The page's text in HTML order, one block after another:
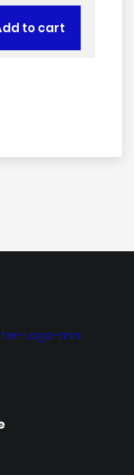
to cart